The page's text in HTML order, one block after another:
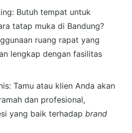
Butuh tempat untuk
tatap muka di Bandung?
ruang rapat yang
lengkap dengan fasilitas
Tamu atau klien Anda akan
dan profesional,
yang baik terhadap brand